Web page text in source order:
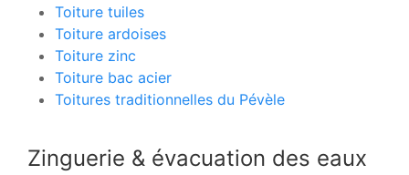
Toiture tuiles
Toiture ardoises
Toiture zinc
Toiture bac acier
Toitures traditionnelles du Pévèle
Zinguerie & évacuation des eaux